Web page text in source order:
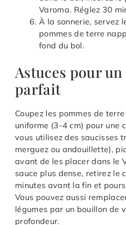
Varoma. Réglez 30
À la sonnerie, servez
pommes de terre
fond du bol.
Astuces pour
parfait
Coupez les pommes de
uniforme (3-4 cm) pour une
vous utilisez des saucisses
merguez ou andouillette),
avant de les placer dans le
sauce plus dense, retirez le
minutes avant la fin et
Vous pouvez aussi
légumes par un bouillon de
profondeur.